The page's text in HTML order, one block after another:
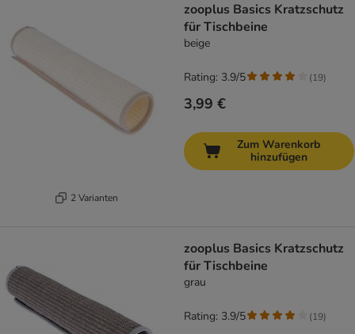
2 Varianten
zooplus Basics Kratzschutz
für Tischbeine
beige
3,99 €
Rating: 3.9/5 (19)
Zum Warenkorb
hinzufügen
zooplus Basics Kratzschutz
für Tischbeine
grau
Rating: 3.9/5 (19)